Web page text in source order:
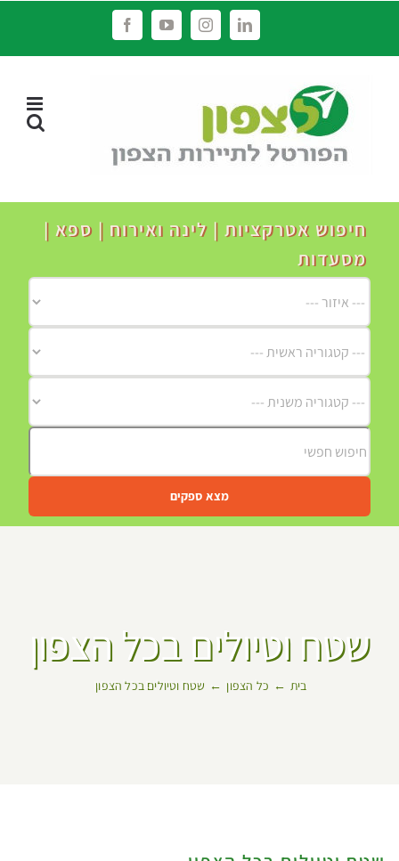
LinkedIn
Instagram
YouTube
Facebook
חיפוש אטרקציות | לינה ואירוח | ספא |
מסעדות
מצא ספקים
שטח וטיולים בכל הצפון
בית כל הצפון שטח וטיולים בכל הצפון